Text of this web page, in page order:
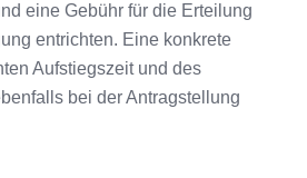
eine Gebühr für die Erteilung
entrichten. Eine konkrete
Aufstiegszeit und des
bei der Antragstellung